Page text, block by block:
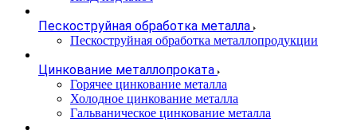
Пескоструйная обработка металла
Пескоструйная обработка металлопродукции
Цинкование металлопроката
Горячее цинкование металла
Холодное цинкование металла
Гальваническое цинкование металла